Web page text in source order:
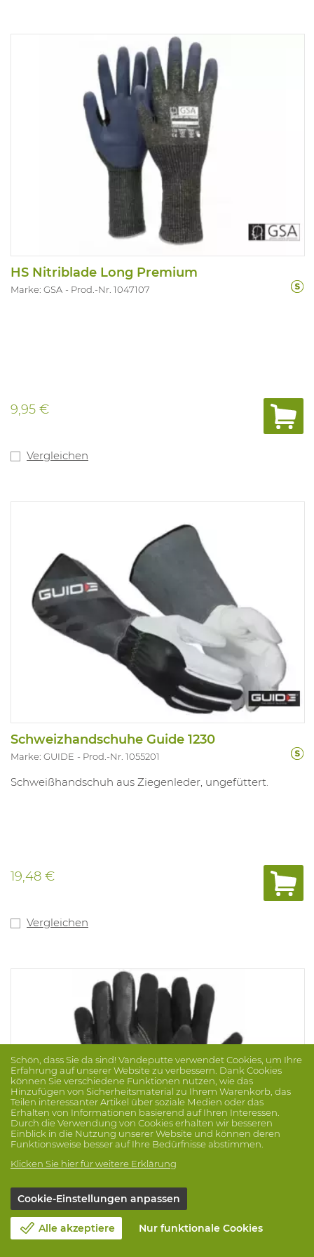
HS Nitriblade Long Premium
Marke: GSA Prod.-Nr. 1047107
9,95 €
Vergleichen
Schweizhandschuhe Guide 1230
Marke: GUIDE Prod.-Nr. 1055201
Schweißhandschuh aus Ziegenleder, ungefüttert.
19,48 €
Vergleichen
Handschuh Tegera 32
Marke: TEGERA Prod.-Nr. 1048691
Schön, dass Sie da sind! Vandeputte verwendet Cookies, um Ihre
Erfahrung auf unserer Website zu verbessern. Dank Cookies
können Sie verschiedene Funktionen nutzen, wie das
Hinzufügen von Sicherheitsmaterial zu Ihrem Warenkorb, das
Teilen interessanter Artikel über soziale Medien oder das
Erhalten von Informationen basierend auf Ihren Interessen.
Durch die Verwendung von Cookies erhalten wir besseren
Einblick in die Nutzung unserer Website und können deren
Funktionsweise besser auf Ihre Bedürfnisse abstimmen.
Klicken Sie hier für weitere Erklärung
Cookie-Einstellungen anpassen
Alle akzeptiere Nur funktionale Cookies